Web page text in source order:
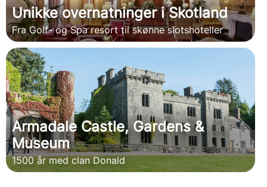
Unikke overnatninger i Skotland
Fra Golf- og Spa resort til skønne slotshoteller
Armadale Castle, Gardens &
Museum
1500 år med clan Donald